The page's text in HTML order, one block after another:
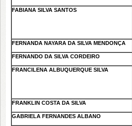
FABIANA SILVA SANTOS
FERNANDA NAYARA DA SILVA MENDONÇA
FERNANDO DA SILVA CORDEIRO
FRANCILENA ALBUQUERQUE SILVA
FRANKLIN COSTA DA SILVA
GABRIELA FERNANDES ALBANO